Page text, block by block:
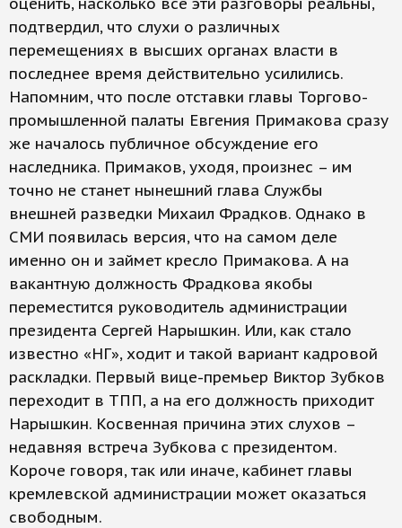
подтвердил, что слухи о различных
перемещениях в высших органах власти в
последнее время действительно усилились.
Напомним, что после отставки главы Торгово-
промышленной палаты Евгения Примакова сразу
же началось публичное обсуждение его
наследника. Примаков, уходя, произнес – им
точно не станет нынешний глава Службы
внешней разведки Михаил Фрадков. Однако в
СМИ появилась версия, что на самом деле
именно он и займет кресло Примакова. А на
вакантную должность Фрадкова якобы
переместится руководитель администрации
президента Сергей Нарышкин. Или, как стало
известно «НГ», ходит и такой вариант кадровой
раскладки. Первый вице-премьер Виктор Зубков
переходит в ТПП, а на его должность приходит
Нарышкин. Косвенная причина этих слухов –
недавняя встреча Зубкова с президентом.
Короче говоря, так или иначе, кабинет главы
кремлевской администрации может оказаться
свободным.